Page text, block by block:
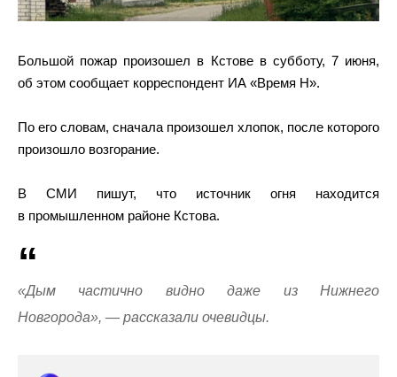
Большой пожар произошел в Кстове в субботу, 7 июня,
об этом сообщает корреспондент ИА «Время Н».
По его словам, сначала произошел хлопок, после которого
произошло возгорание.
В СМИ пишут, что источник огня находится
в промышленном районе Кстова.
«Дым частично видно даже из Нижнего
Новгорода», — рассказали очевидцы.